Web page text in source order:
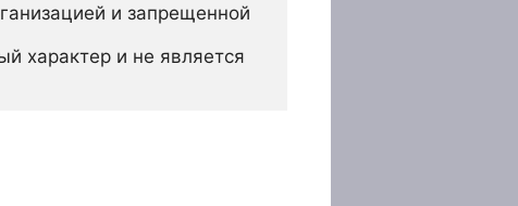
и запрещенной
характер и не является